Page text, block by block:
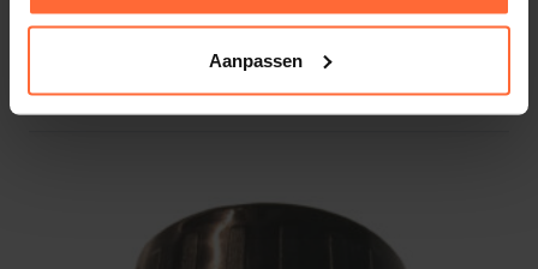
Aanpassen
26,20 Op voorraad